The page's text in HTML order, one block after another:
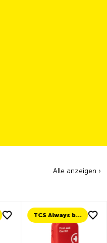
Alle anzeigen ›
TCS Always by my side